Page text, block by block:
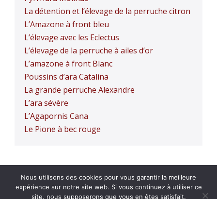
La détention et l’élevage de la perruche citron
L’Amazone à front bleu
L’élevage avec les Eclectus
L’élevage de la perruche à ailes d’or
L’amazone à front Blanc
Poussins d’ara Catalina
La grande perruche Alexandre
L’ara sévère
L’Agapornis Cana
Le Pione à bec rouge
Confidentialité
Nous utilisons des cookies pour vous garantir la meilleure
expérience sur notre site web. Si vous continuez à utiliser ce
site, nous supposerons que vous en êtes satisfait.